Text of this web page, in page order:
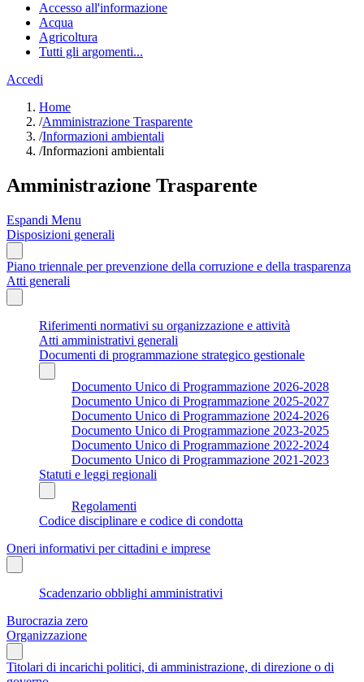
Accesso all'informazione
Acqua
Agricoltura
Tutti gli argomenti...
Accedi
Home
/Amministrazione Trasparente
/Informazioni ambientali
/Informazioni ambientali
Amministrazione Trasparente
Espandi Menu
Disposizioni generali
Piano triennale per prevenzione della corruzione e della trasparenza
Atti generali
Riferimenti normativi su organizzazione e attività
Atti amministrativi generali
Documenti di programmazione strategico gestionale
Documento Unico di Programmazione 2026-2028
Documento Unico di Programmazione 2025-2027
Documento Unico di Programmazione 2024-2026
Documento Unico di Programmazione 2023-2025
Documento Unico di Programmazione 2022-2024
Documento Unico di Programmazione 2021-2023
Statuti e leggi regionali
Regolamenti
Codice disciplinare e codice di condotta
Oneri informativi per cittadini e imprese
Scadenzario obblighi amministrativi
Burocrazia zero
Organizzazione
Titolari di incarichi politici, di amministrazione, di direzione o di